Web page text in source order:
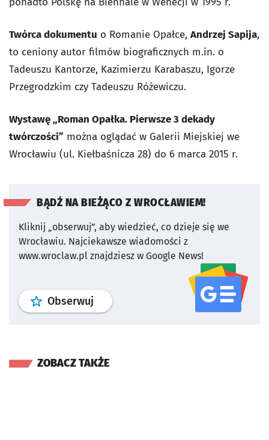
Twórca dokumentu o Romanie Opałce, Andrzej Sapija,
to ceniony autor filmów biograficznych m.in. o
Tadeuszu Kantorze, Kazimierzu Karabaszu, Igorze
Przegrodzkim czy Tadeuszu Różewiczu.
Wystawę „Roman Opałka. Pierwsze 3 dekady
twórczości” można oglądać w Galerii Miejskiej we
Wrocławiu (ul. Kiełbaśnicza 28) do 6 marca 2015 r.
BĄDŹ NA BIEŻĄCO Z WROCŁAWIEM!
Kliknij „obserwuj”, aby wiedzieć, co dzieje się we
Wrocławiu. Najciekawsze wiadomości z
www.wroclaw.pl znajdziesz w Google News!
Obserwuj profil serwisu
ZOBACZ TAKŻE